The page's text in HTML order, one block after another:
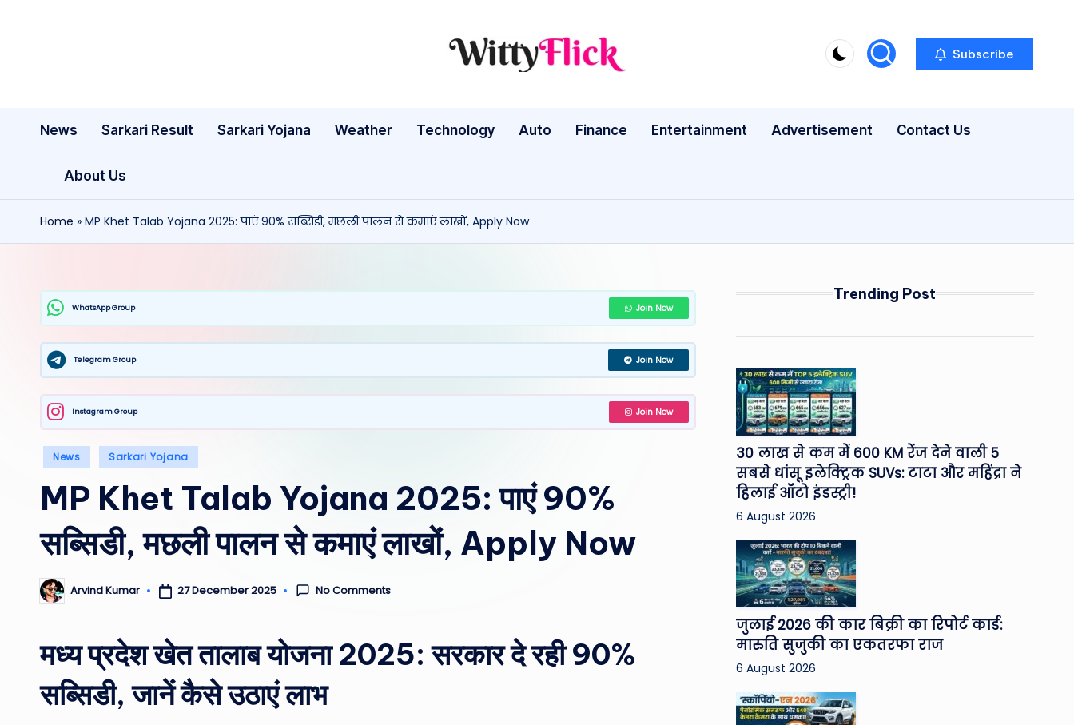
W
ty
ic
k:
te
st
th
er
e
c
WittyFlick:
Tech
Subscribe
News Sarkari Result Sarkari Yojana Weather Technology Auto Finance Entertainment Advertisement Contact Us
About Us
Home » MP Khet Talab Yojana 2025: पाएं 90% सब्सिडी, मछली पालन से कमाएं लाखों, Apply Now
WhatsApp Group Join Now
Telegram Group Join Now
Instagram Group Join Now
Posted
News Sarkari Yojana
MP Khet Talab Yojana 2025: पाएं 90%
सब्सिडी, मछली पालन से कमाएं लाखों, Apply Now
Posted
by
Arvind Kumar 27 December 2025 No Comments
मध्य प्रदेश खेत तालाब योजना 2025: सरकार दे रही 90%
सब्सिडी, जानें कैसे उठाएं लाभ
Trending Post
30 लाख से कम में 600 KM रेंज देने वाली 5
सबसे धांसू इलेक्ट्रिक SUVs: टाटा और महिंद्रा ने
हिलाई ऑटो इंडस्ट्री!
6 August 2026
जुलाई 2026 की कार बिक्री का रिपोर्ट कार्ड:
मारुति सुजुकी का एकतरफा राज
6 August 2026